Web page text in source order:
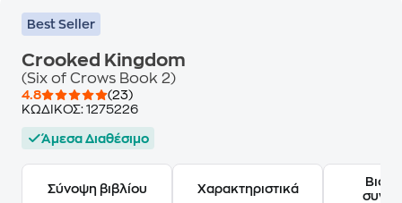
Best Seller
Crooked Kingdom
(Six of Crows Book 2)
4.8
(23)
ΚΩΔΙΚΟΣ: 1275226
Άμεσα Διαθέσιμο
Σύνοψη βιβλίου Χαρακτηριστικά